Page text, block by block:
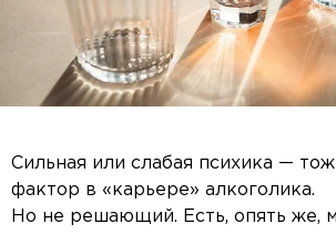
Сильная или слабая психика —
фактор в «карьере» алкоголика.
Но не решающий. Есть, опять же,